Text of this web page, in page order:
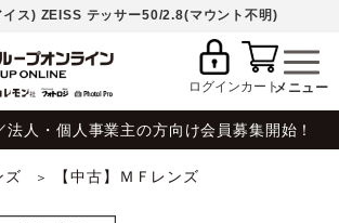
イス) ZEISS テッサー50/2.8(マウント不明)
ログインカート
法人・個人事業主の方向け会員募集開始！
ズ 【中古】ＭＦレンズ